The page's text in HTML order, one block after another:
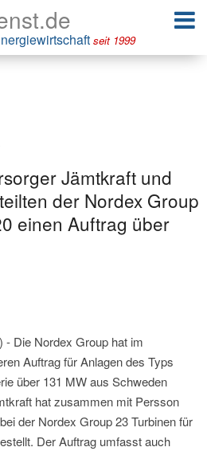
seit 1999
Jämtkraft und
der Nordex Group
einen Auftrag über
- Die Nordex Group hat im
Auftrag für Anlagen des Typs
über 131 MW aus Schweden
hat zusammen mit Persson
der Nordex Group 23 Turbinen für
Der Auftrag umfasst auch